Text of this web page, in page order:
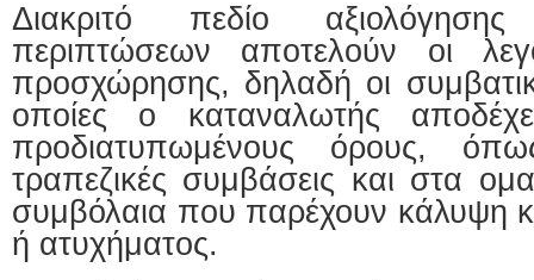
Διακριτό πεδίο
περιπτώσεων αποτελούν οι
προσχώρησης, δηλαδή οι
οποίες ο καταναλωτής
προδιατυπωμένους όρους,
τραπεζικές συμβάσεις και στα
συμβόλαια που παρέχουν κάλυψη
ή ατυχήματος.